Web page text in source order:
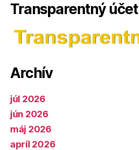
Transparentný účet
Archív
júl 2026
jún 2026
máj 2026
apríl 2026